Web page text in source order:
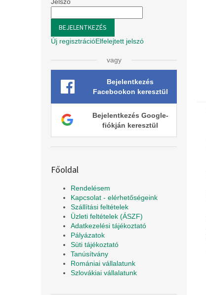
BEJELENTKEZÉS
Új regisztrációElfelejtett jelszó
vagy
Bejelentkezés
Facebookon keresztül
Bejelentkezés Google-
fiókján keresztül
Főoldal
Rendelésem
Kapcsolat - elérhetőségeink
Szállítási feltételek
Üzleti feltételek (ÁSZF)
Adatkezelési tájékoztató
Pályázatok
Süti tájékoztató
Tanúsítvány
Romániai vállalatunk
Szlovákiai vállalatunk